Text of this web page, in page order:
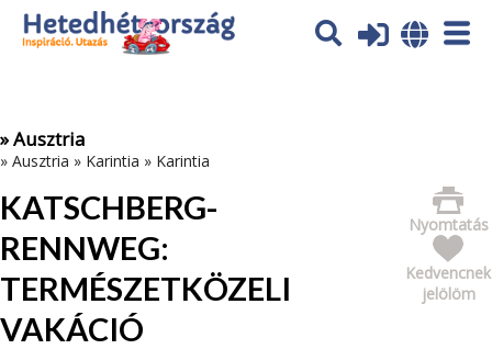
Az oldal sütiket (cookies) használ. További tájékoztatás itt:
Adatvédelmi tájékoztató
» Ausztria
» Ausztria » Karintia » Karintia
KATSCHBERG-
RENNWEG:
TERMÉSZETKÖZELI
VAKÁCIÓ
Nyomtatás
Kedvencnek
jelölöm